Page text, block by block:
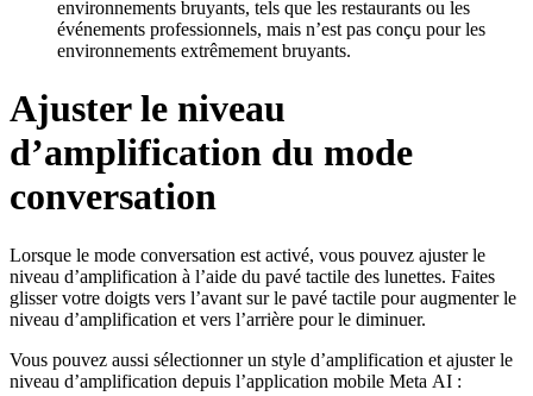
environnements bruyants, tels que les restaurants ou les
événements professionnels, mais n’est pas conçu pour les
environnements extrêmement bruyants.
Ajuster le niveau
d’amplification du mode
conversation
Lorsque le mode conversation est activé, vous pouvez ajuster le
niveau d’amplification à l’aide du pavé tactile des lunettes. Faites
glisser votre doigts vers l’avant sur le pavé tactile pour augmenter le
niveau d’amplification et vers l’arrière pour le diminuer.
Vous pouvez aussi sélectionner un style d’amplification et ajuster le
niveau d’amplification depuis l’application mobile Meta AI :